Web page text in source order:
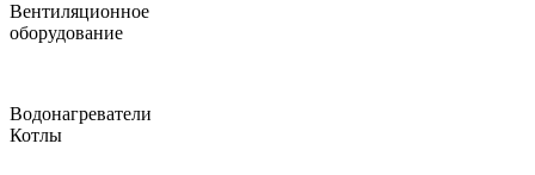
Вентиляционное
оборудование
Водонагреватели
Котлы